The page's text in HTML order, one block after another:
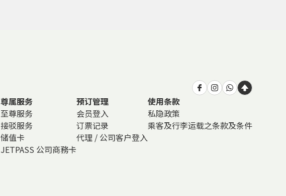
尊属服务
至尊服务
接驳服务
储值卡
JETPASS 公司商務卡
预订管理
会员登入
订票记录
代理 / 公司客户登入
使用条款
私隐政策
乘客及行李运载之条款及条件